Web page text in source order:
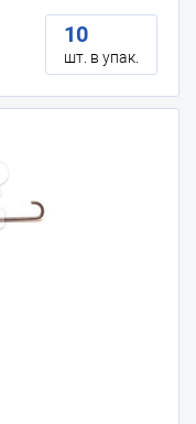
10
шт. в упак.